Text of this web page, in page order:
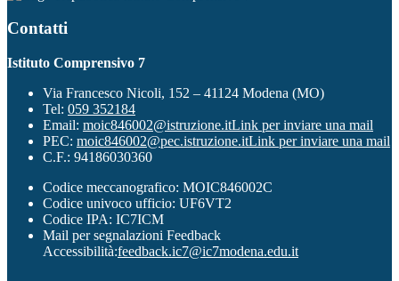
Contatti
Istituto Comprensivo 7
Via Francesco Nicoli, 152 – 41124 Modena (MO)
Tel: 059 352184
Email: moic846002@istruzione.itLink per inviare una mail
PEC: moic846002@pec.istruzione.itLink per inviare una mail
C.F.: 94186030360
Codice meccanografico: MOIC846002C
Codice univoco ufficio: UF6VT2
Codice IPA: IC7ICM
Mail per segnalazioni Feedback
Accessibilità:feedback.ic7@ic7modena.edu.it